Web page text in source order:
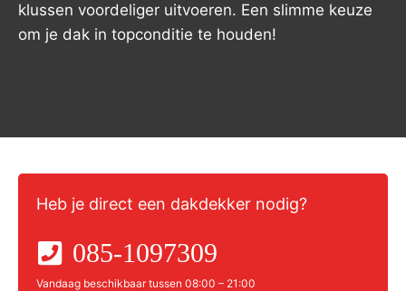
klussen voordeliger uitvoeren. Een slimme keuze
om je dak in topconditie te houden!
Heb je direct een dakdekker nodig?
085-1097309
Vandaag beschikbaar tussen 08:00 – 21:00